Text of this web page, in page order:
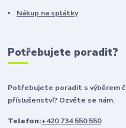
Nákup na splátky
Potřebujete poradit?
Potřebujete poradit s výběrem
příslušenství? Ozvěte se nám.
Telefon:+420 734 550 550